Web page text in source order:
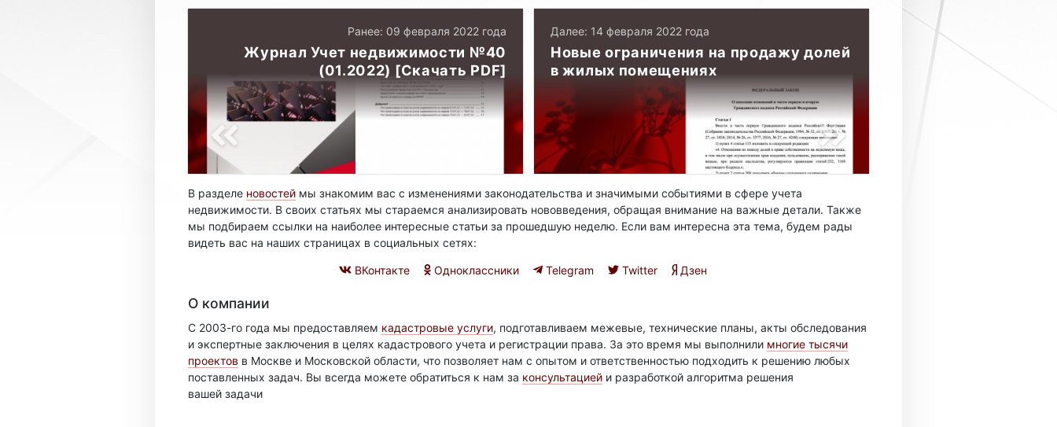
Ранее: 09 февраля 2022 года
Журнал Учет недвижимости №40
(01.2022) [Скачать PDF]
Далее: 14 февраля 2022 года
Новые ограничения на продажу долей
в жилых помещениях
В разделе новостей мы знакомим вас с изменениями законодательства и значимыми событиями в сфере учета
недвижимости. В своих статьях мы стараемся анализировать нововведения, обращая внимание на важные детали. Также
мы подбираем ссылки на наиболее интересные статьи за прошедшую неделю. Если вам интересна эта тема, будем рады
видеть вас на наших страницах в социальных сетях:
ВКонтакте Одноклассники Telegram Twitter Дзен
О компании
С 2003-го года мы предоставляем кадастровые услуги, подготавливаем межевые, технические планы, акты обследования
и экспертные заключения в целях кадастрового учета и регистрации права. За это время мы выполнили многие тысячи
проектов в Москве и Московской области, что позволяет нам с опытом и ответственностью подходить к решению любых
поставленных задач. Вы всегда можете обратиться к нам за консультацией и разработкой алгоритма решения
вашей задачи